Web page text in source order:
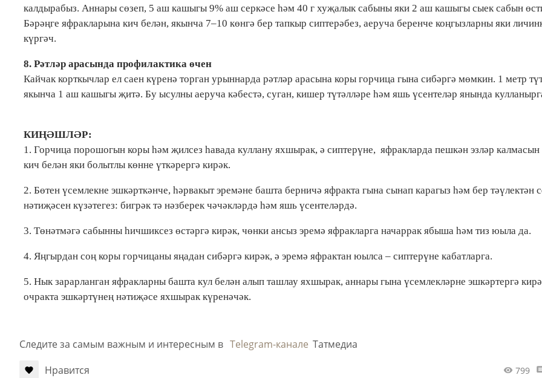
калдырабыз. Аннары сөзеп, 5 аш кашыгы 9% аш серкәсе һәм 40 г хуҗалык сабыны яки 2 аш кашыгы сыек сабын
Бәрәңге яфракларына кич белән, якынча 7–10 көнгә бер тапкыр сиптерәбез, аеруча беренче коңгызларны яки
күргәч.
8. Рәтләр арасында профилактика өчен
Кайчак корткычлар ел саен күренә торган урыннарда рәтләр арасына коры горчица гына сибәргә мөмкин. 1 метр
якынча 1 аш кашыгы җитә. Бу ысулны аеруча кәбестә, суган, кишер түтәлләре һәм яшь үсентеләр янында
КИҢӘШЛӘР:
1. Горчица порошогын коры һәм җилсез һавада куллану яхшырак, ә сиптерүне, яфракларда пешкән эзләр калмасын
кич белән яки болытлы көнне үткәрергә кирәк.
2. Бөтен үсемлекне эшкәрткәнче, һәрвакыт эремәне башта берничә яфракта гына сынап карагыз һәм бер тәүлектән
нәтиҗәсен күзәтегез: бигрәк тә нәзберек чәчәкләрдә һәм яшь үсентеләрдә.
3. Төнәтмәгә сабынны һичшиксез өстәргә кирәк, чөнки ансыз эремә яфракларга начаррак ябыша һәм тиз юыла да.
4. Яңгырдан соң коры горчицаны яңадан сибәргә кирәк, ә эремә яфрактан юылса – сиптерүне кабатларга.
5. Нык зарарланган яфракларны башта кул белән алып ташлау яхшырак, аннары гына үсемлекләрне эшкәртергә
очракта эшкәртүнең нәтиҗәсе яхшырак күренәчәк.
Следите за самым важным и интересным в Telegram-канале Татмедиа
Нравится
799